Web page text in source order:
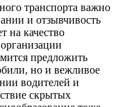
транспорта важно
и отзывчивость
на качество
предложить
но и вежливое
водителей и
скрытых